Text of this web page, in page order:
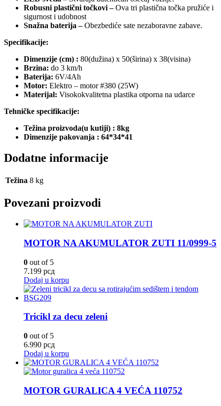
Robusni plastični točkovi –Ova tri plastična točka pružiće i
sigurnost i udobnost
Snažna baterija –Obezbediće sate nezaboravne zabave.
Specifikacije:
Dimenzije (cm) : 80(dužina) x 50(širina) x 38(visina)
Brzina: do 3 km/h
Baterija: 6V/4Ah
Motor: Elektro – motor #380 (25W)
Materijal: Visokokvalitetna plastika otporna na udarce
Tehničke specifikacije:
Težina proizvoda(u kutiji) : 8kg
Dimenzije pakovanja : 64*34*41
Dodatne informacije
Težina 8 kg
Povezani proizvodi
MOTOR NA AKUMULATOR ZUTI 11/0999-5
0 out of 5
7.199 рсд
Dodaj u korpu
Tricikl za decu zeleni
0 out of 5
6.990 рсд
Dodaj u korpu
MOTOR GURALICA 4 VEĆA 110752